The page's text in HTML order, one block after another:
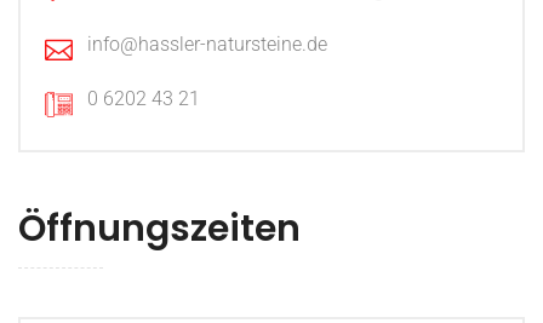
info@hassler-natursteine.de
0 6202 43 21
Öffnungszeiten